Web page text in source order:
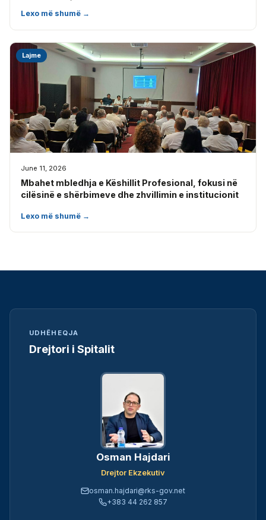
Lexo më shumë →
Lajme
June 11, 2026
Mbahet mbledhja e Këshillit Profesional, fokusi në
cilësinë e shërbimeve dhe zhvillimin e institucionit
Lexo më shumë →
UDHËHEQJA
Drejtori i Spitalit
Osman Hajdari
Drejtor Ekzekutiv
osman.hajdari@rks-gov.net
+383 44 262 857